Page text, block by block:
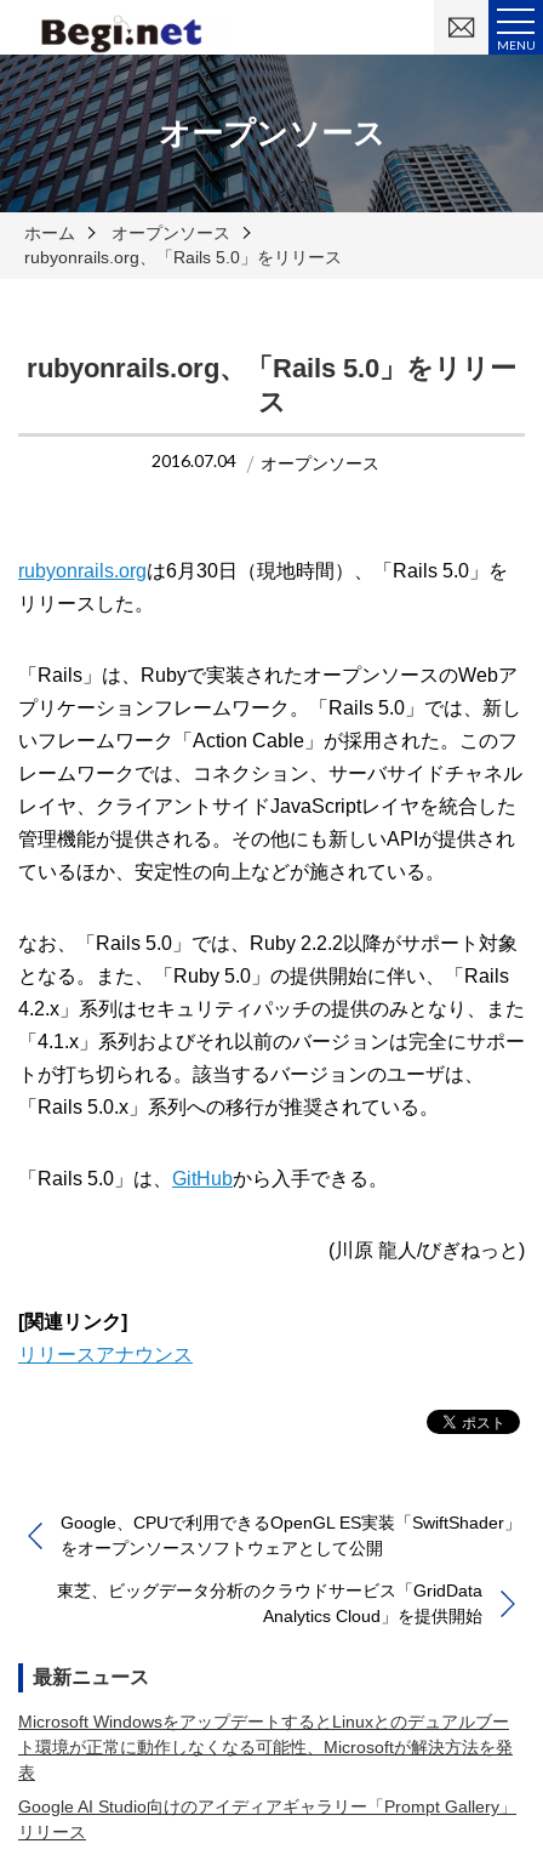
MENU
い
オープンソース
ホーム
オープンソース
rubyonrails.org、「Rails 5.0」をリリース
rubyonrails.org、「Rails 5.0」をリリー
ス
2016.07.04 オープンソース
rubyonrails.orgは6月30日（現地時間）、「Rails 5.0」を
リリースした。
「Rails」は、Rubyで実装されたオープンソースのWebア
プリケーションフレームワーク。「Rails 5.0」では、新し
いフレームワーク「Action Cable」が採用された。このフ
レームワークでは、コネクション、サーバサイドチャネル
レイヤ、クライアントサイドJavaScriptレイヤを統合した
管理機能が提供される。その他にも新しいAPIが提供され
ているほか、安定性の向上などが施されている。
なお、「Rails 5.0」では、Ruby 2.2.2以降がサポート対象
となる。また、「Ruby 5.0」の提供開始に伴い、「Rails
4.2.x」系列はセキュリティパッチの提供のみとなり、また
「4.1.x」系列およびそれ以前のバージョンは完全にサポー
トが打ち切られる。該当するバージョンのユーザは、
「Rails 5.0.x」系列への移行が推奨されている。
「Rails 5.0」は、 GitHubから入手できる。
(川原 龍人/びぎねっと)
[関連リンク]
リリースアナウンス
Google、CPUで利用できるOpenGL ES実装「SwiftShader」
をオープンソースソフトウェアとして公開
東芝、ビッグデータ分析のクラウドサービス「GridData
Analytics Cloud」を提供開始
最新ニュース
Microsoft WindowsをアップデートするとLinuxとのデュアルブー
ト環境が正常に動作しなくなる可能性、Microsoftが解決方法を発
表
Google AI Studio向けのアイディアギャラリー「Prompt Gallery」
リリース